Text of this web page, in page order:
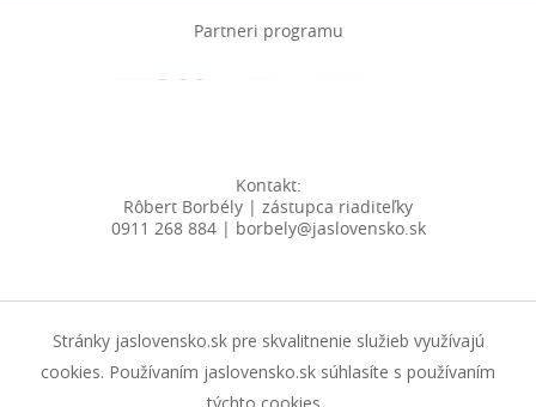
Partneri programu
Kontakt:
Rôbert Borbély | zástupca riaditeľky
0911 268 884 | borbely@jaslovensko.sk
Stránky jaslovensko.sk pre skvalitnenie služieb využívajú
cookies. Používaním jaslovensko.sk súhlasíte s používaním